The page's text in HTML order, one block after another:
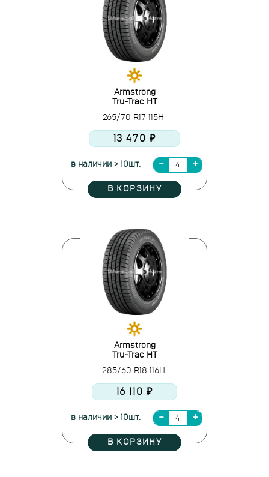
Armstrong
Tru-Trac HT
265/70 R17 115H
13 470 ₽
в наличии > 10шт.
В КОРЗИНУ
Armstrong
Tru-Trac HT
285/60 R18 116H
16 110 ₽
в наличии > 10шт.
В КОРЗИНУ